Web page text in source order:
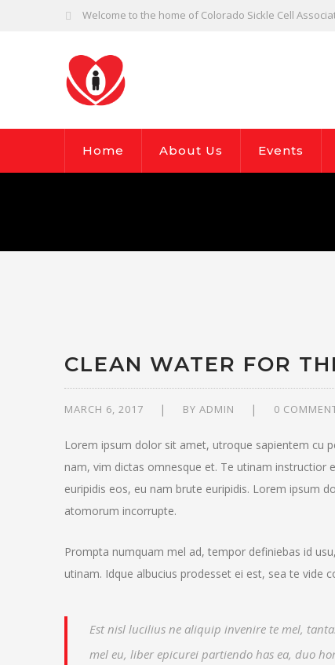
Welcome to the home of Colorado Sickle Cell
Home About Us Events
CLEAN WATER FOR
MARCH 6, 2017 BY ADMIN 0
Lorem ipsum dolor sit amet, utroque sapientem cu
nam, vim dictas omnesque et. Te utinam instructior
euripidis eos, eu nam brute euripidis. Lorem ipsum
atomorum incorrupte.
Prompta numquam mel ad, tempor definiebas id
utinam. Idque albucius prodesset ei est, sea te vide
Est nisl lucilius ne aliquip invenire te mel,
mel eu, liber epicurei partiendo has ea, duo